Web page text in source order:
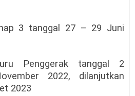
3 tanggal 27 – 29 Juni
Penggerak tanggal 2
2022, dilanjutkan
2023